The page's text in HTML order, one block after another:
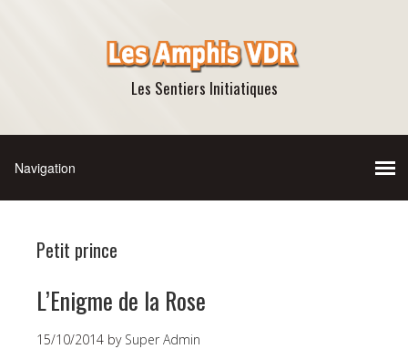
Les Sentiers Initiatiques
Petit prince
L’Enigme de la Rose
15/10/2014 by Super Admin